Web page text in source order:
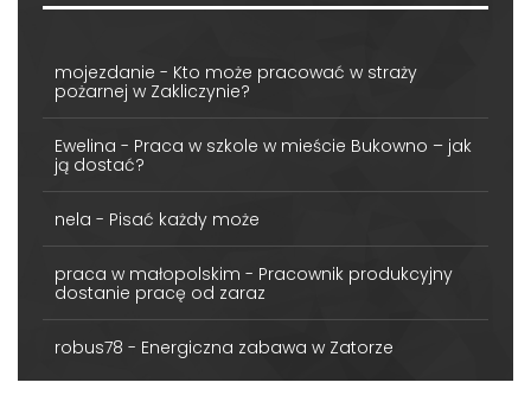
mojezdanie - Kto może pracować w straży
pożarnej w Zakliczynie?
Ewelina - Praca w szkole w mieście Bukowno – jak
ją dostać?
nela - Pisać każdy może
praca w małopolskim - Pracownik produkcyjny
dostanie pracę od zaraz
robus78 - Energiczna zabawa w Zatorze